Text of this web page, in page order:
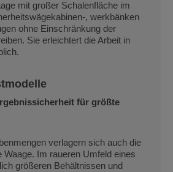
mit großer Schalenfläche im
, werkbänken
ohne Einschränkung der
Sie erleichtert die Arbeit in
für größte
verlagern sich auch die
Waage. Im raueren Umfeld eines
größeren Behältnissen und